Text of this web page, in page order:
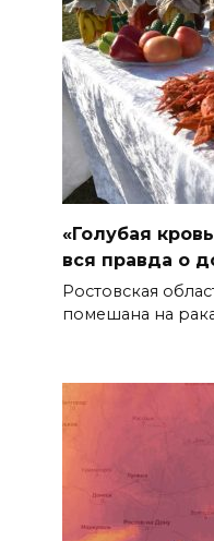
«Голубая
вся правда о
Ростовская
помешана на